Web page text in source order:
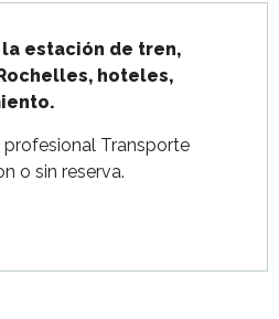
estación de tren,
hoteles,
Transporte
o sin reserva.